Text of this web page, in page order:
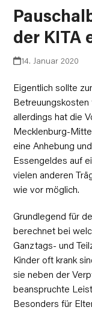
der KITA
14. Januar 2020
Eigentlich sollte
Betreuungskosten
allerdings hat die
Mecklenburg-Mitte
eine Anhebung
Essengeldes auf
vielen anderen
wie vor möglich.
Grundlegend für
berechnet bei
Ganztags- und
Kinder oft krank
sie neben der
beanspruchte
Besonders für